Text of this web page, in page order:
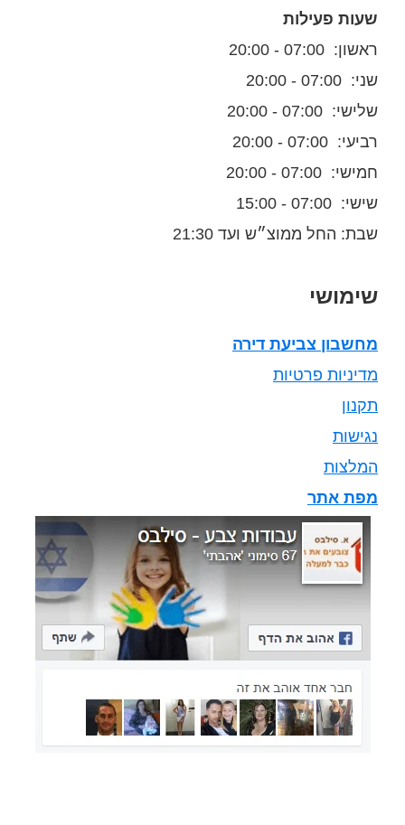
שעות פעילות
ראשון: 07:00 - 20:00
שני: 07:00 - 20:00
שלישי: 07:00 - 20:00
רביעי: 07:00 - 20:00
חמישי: 07:00 - 20:00
שישי: 07:00 - 15:00
שבת: החל ממוצ״ש ועד 21:30
שימושי
מחשבון צביעת דירה
מדיניות פרטיות
תקנון
נגישות
המלצות
מפת אתר